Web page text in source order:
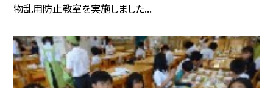
物乱用防止教室を実施しました...